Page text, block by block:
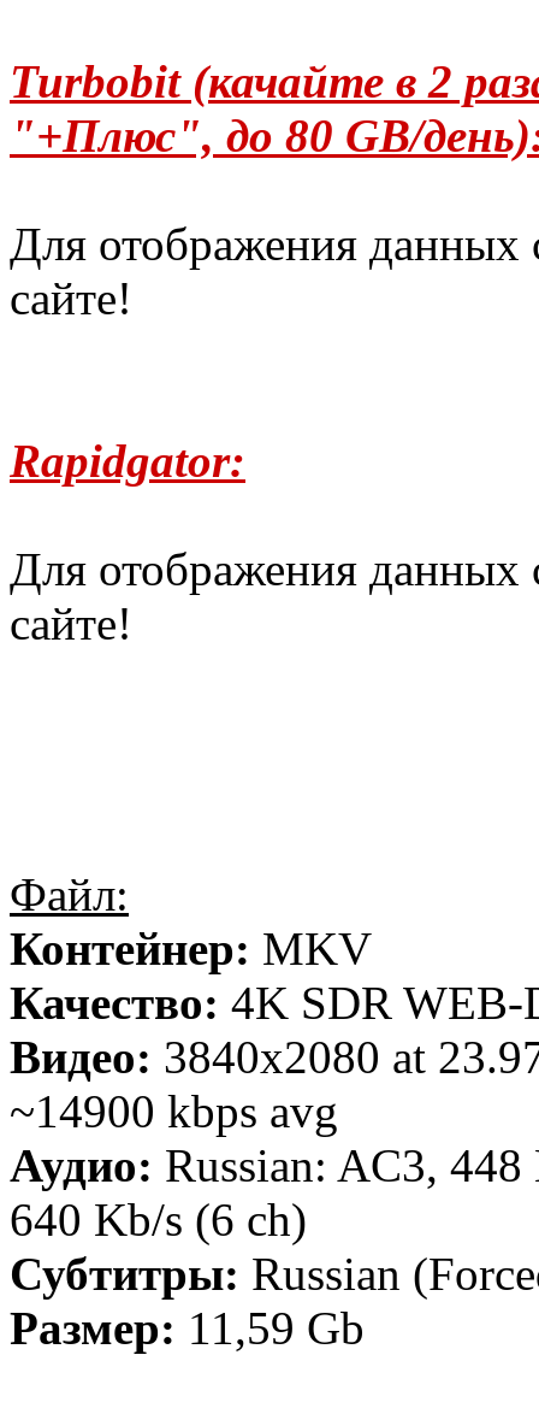
Turbobit (качайте в 2
"+Плюс", до 80 GB/
Для отображения
сайте!
Rapidgator:
Для отображения
сайте!
Файл:
Контейнер: MKV
Качество: 4K SDR
Видео: 3840x2080 at
~14900 kbps avg
Аудио: Russian: AC3,
640 Kb/s (6 ch)
Субтитры: Russian
Размер: 11,59 Gb